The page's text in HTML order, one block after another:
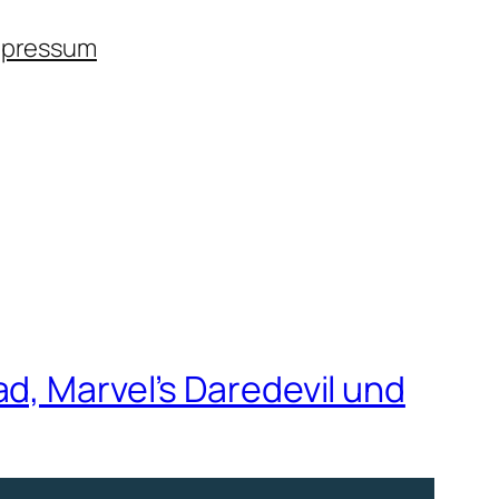
Marvel’s Daredevil und